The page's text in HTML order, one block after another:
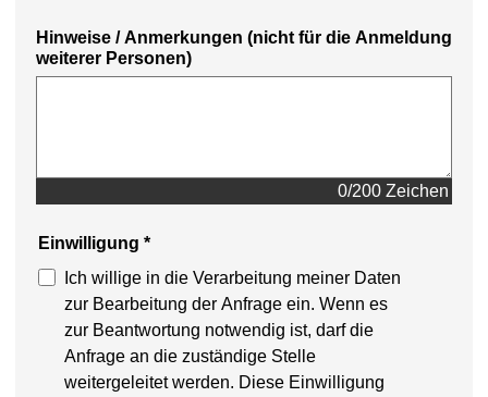
Hinweise / Anmerkungen (nicht für die Anmeldung
weiterer Personen)
0/200 Zeichen
Einwilligung *
Ich willige in die Verarbeitung meiner Daten
zur Bearbeitung der Anfrage ein. Wenn es
zur Beantwortung notwendig ist, darf die
Anfrage an die zuständige Stelle
weitergeleitet werden. Diese Einwilligung